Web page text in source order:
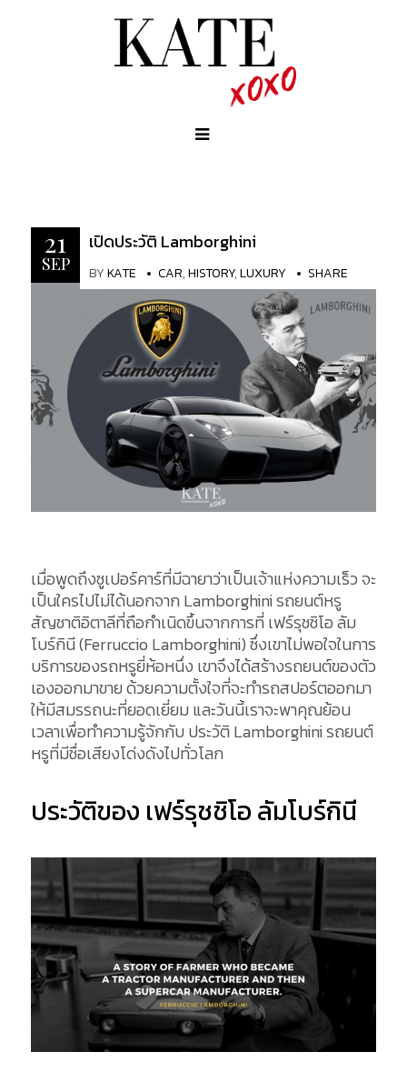
21
SEP
เปิดประวัติ Lamborghini
BYKATE CAR,HISTORY,LUXURY SHARE
เมื่อพูดถึงซูเปอร์คาร์ที่มีฉายาว่าเป็นเจ้าแห่งความเร็ว จะ
เป็นใครไปไม่ได้นอกจาก Lamborghini รถยนต์หรู
สัญชาติอิตาลีที่ถือกำเนิดขึ้นจากการที่ เฟร์รุชชิโอ ลัม
โบร์กินี (Ferruccio Lamborghini) ซึ่งเขาไม่พอใจในการ
บริการของรถหรูยี่ห้อหนึ่ง เขาจึงได้สร้างรถยนต์ของตัว
เองออกมาขาย ด้วยความตั้งใจที่จะทำรถสปอร์ตออกมา
ให้มีสมรรถนะที่ยอดเยี่ยม และวันนี้เราจะพาคุณย้อน
เวลาเพื่อทำความรู้จักกับ ประวัติ Lamborghini รถยนต์
หรูที่มีชื่อเสียงโด่งดังไปทั่วโลก
ประวัติของ เฟร์รุชชิโอ ลัมโบร์กินี